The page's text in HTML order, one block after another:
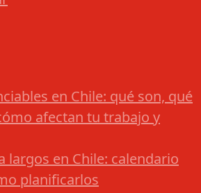
en Chile: qué son, qué
afectan tu trabajo y
largos en Chile: calendario
planificarlos